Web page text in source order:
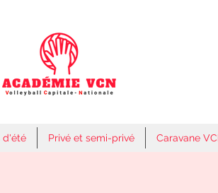
d'été Privé et semi-privé Caravane